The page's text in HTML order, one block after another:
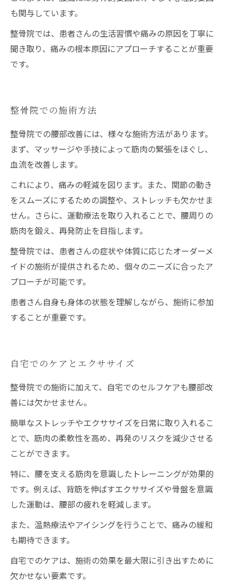
も関与しています。
整骨院では、患者さんの生活習慣や痛みの原因を丁寧に
聞き取り、痛みの根本原因にアプローチすることが重要
です。
整骨院での施術方法
整骨院での腰部改善には、様々な施術方法があります。
まず、マッサージや手技によって筋肉の緊張をほぐし、
血流を改善します。
これにより、痛みの軽減を図ります。また、関節の動き
をスムーズにするための調整や、ストレッチも欠かせま
せん。さらに、運動療法を取り入れることで、腰周りの
筋肉を鍛え、再発防止を目指します。
整骨院では、患者さんの症状や体質に応じたオーダーメ
イドの施術が提供されるため、個々のニーズに合ったア
プローチが可能です。
患者さん自身も身体の状態を理解しながら、施術に参加
することが重要です。
自宅でのケアとエクササイズ
整骨院での施術に加えて、自宅でのセルフケアも腰部改
善には欠かせません。
簡単なストレッチやエクササイズを日常に取り入れるこ
とで、筋肉の柔軟性を高め、再発のリスクを減少させる
ことができます。
特に、腰を支える筋肉を意識したトレーニングが効果的
です。例えば、背筋を伸ばすエクササイズや骨盤を意識
した運動は、腰部の疲れを軽減します。
また、温熱療法やアイシングを行うことで、痛みの緩和
も期待できます。
自宅でのケアは、施術の効果を最大限に引き出すために
欠かせない要素です。